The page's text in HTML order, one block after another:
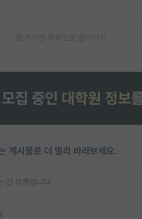
게시판 목록으로 돌아가기
게시물로 더 멀리 바라보세요.
건 빚뿐입니다